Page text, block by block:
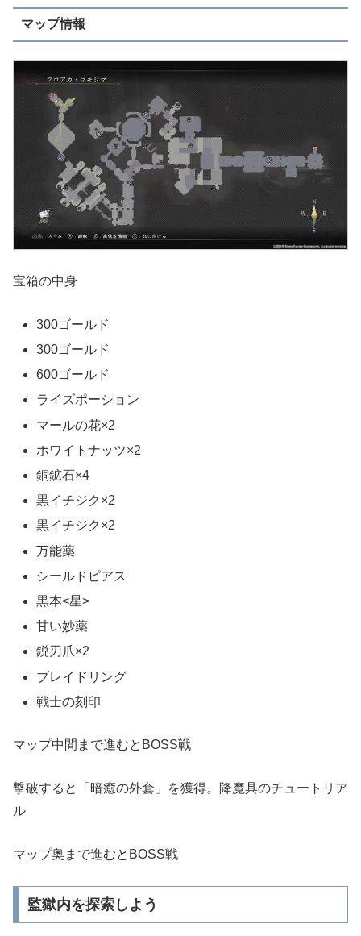
マップ情報
宝箱の中身
300ゴールド
300ゴールド
600ゴールド
ライズポーション
マールの花×2
ホワイトナッツ×2
銅鉱石×4
黒イチジク×2
黒イチジク×2
万能薬
シールドピアス
黒本<星>
甘い妙薬
鋭刃爪×2
ブレイドリング
戦士の刻印
マップ中間まで進むとBOSS戦
撃破すると「暗癒の外套」を獲得。降魔具のチュートリア
ル
マップ奥まで進むとBOSS戦
監獄内を探索しよう